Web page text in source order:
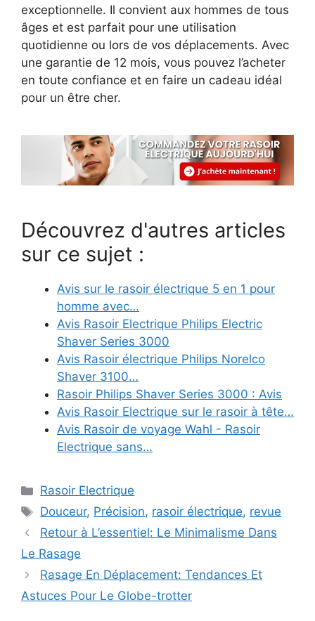
exceptionnelle. Il convient aux hommes de tous
âges et est parfait pour une utilisation
quotidienne ou lors de vos déplacements. Avec
une garantie de 12 mois, vous pouvez l’acheter
en toute confiance et en faire un cadeau idéal
pour un être cher.
Découvrez d'autres articles
sur ce sujet :
Avis sur le rasoir électrique 5 en 1 pour
homme avec…
Avis Rasoir Electrique Philips Electric
Shaver Series 3000
Avis Rasoir électrique Philips Norelco
Shaver 3100…
Rasoir Philips Shaver Series 3000 : Avis
Avis Rasoir Electrique sur le rasoir à tête…
Avis Rasoir de voyage Wahl - Rasoir
Electrique sans…
Catégories
Rasoir Electrique
Étiquettes
Douceur, Précision, rasoir électrique, revue
Retour à L’essentiel: Le Minimalisme Dans
Le Rasage
Rasage En Déplacement: Tendances Et
Astuces Pour Le Globe-trotter